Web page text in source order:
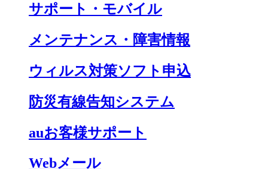
サポート・モバイル
メンテナンス・障害情報
ウィルス対策ソフト申込
防災有線告知システム
auお客様サポート
Webメール